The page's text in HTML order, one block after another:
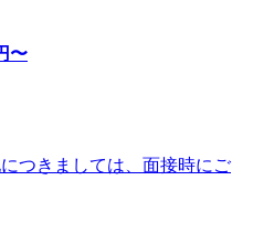
〜
つきましては、面接時にご